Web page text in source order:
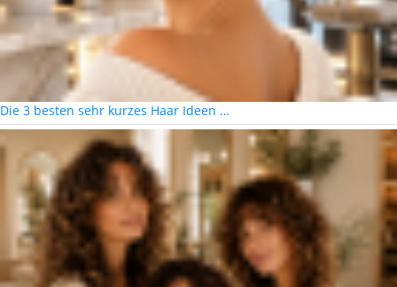
Die 3 besten sehr kurzes Haar Ideen …